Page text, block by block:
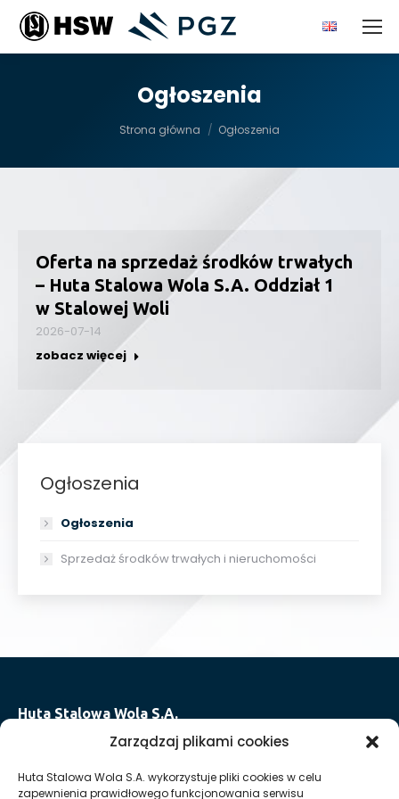
Zarządzaj plikami cookies
Huta Stalowa Wola S.A. wykorzystuje pliki cookies w celu
zapewnienia prawidłowego funkcjonowania serwisu
Ogłoszenia
Strona główna Ogłoszenia
Oferta na sprzedaż środków trwałych
– Huta Stalowa Wola S.A. Oddział 1
w Stalowej Woli
2026-07-14
zobacz więcej
Ogłoszenia
Ogłoszenia
Sprzedaż środków trwałych i nieruchomości
Huta Stalowa Wola S.A.
Oddział I w Stalowej Woli
37-450 Stalowa Wola